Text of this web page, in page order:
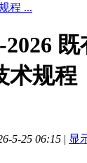
程 ...
2026
术规程
5-25 06:15 | 显